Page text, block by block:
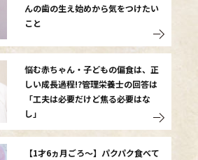
んの歯の生え始めから気をつけたい
こと
悩む赤ちゃん・子どもの偏食は、正
しい成長過程!?管理栄養士の回答は
「工夫は必要だけど焦る必要はな
し」
【1才6ヵ月ごろ〜】パクパク食べて